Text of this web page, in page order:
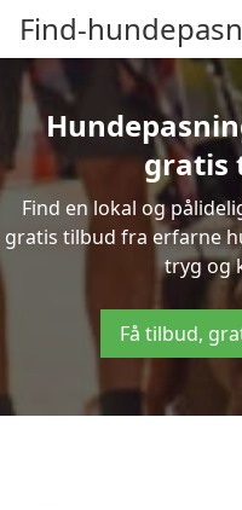
Find-
gratis
Find en lokal og
gratis tilbud fra erfarne
tryg og
Få tilbud,